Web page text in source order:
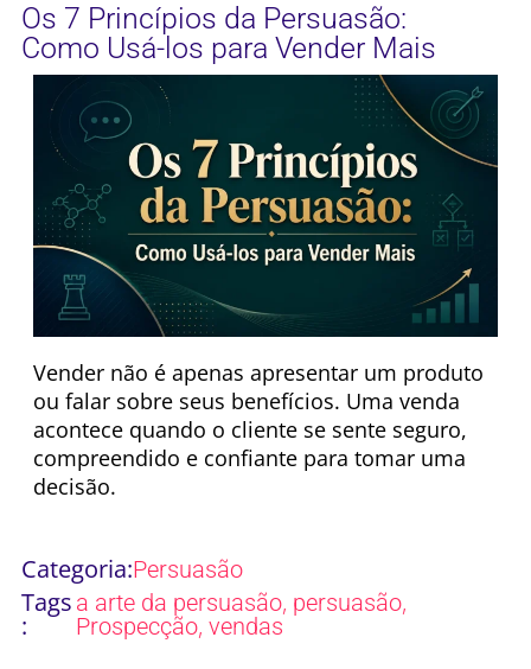
Os 7 Princípios da Persuasão:
Como Usá-los para Vender Mais
Vender não é apenas apresentar um produto
ou falar sobre seus benefícios. Uma venda
acontece quando o cliente se sente seguro,
compreendido e confiante para tomar uma
decisão.
Categoria:Persuasão
Tags
:
a arte da persuasão, persuasão,
Prospecção, vendas